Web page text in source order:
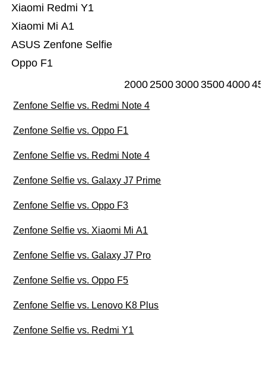
Oppo F1
ASUS Zenfone Selfie
Xiaomi Mi A1
Xiaomi Redmi Y1
20002500300035004000
Zenfone Selfie vs. Redmi Note 4
Zenfone Selfie vs. Oppo F1
Zenfone Selfie vs. Redmi Note 4
Zenfone Selfie vs. Galaxy J7 Prime
Zenfone Selfie vs. Oppo F3
Zenfone Selfie vs. Xiaomi Mi A1
Zenfone Selfie vs. Galaxy J7 Pro
Zenfone Selfie vs. Oppo F5
Zenfone Selfie vs. Lenovo K8 Plus
Zenfone Selfie vs. Redmi Y1